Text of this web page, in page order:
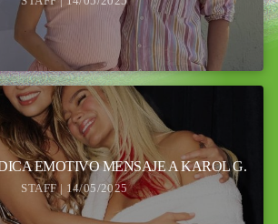
EMOTIVO MENSAJE A KAROL G.
STAFF | 14/05/2025